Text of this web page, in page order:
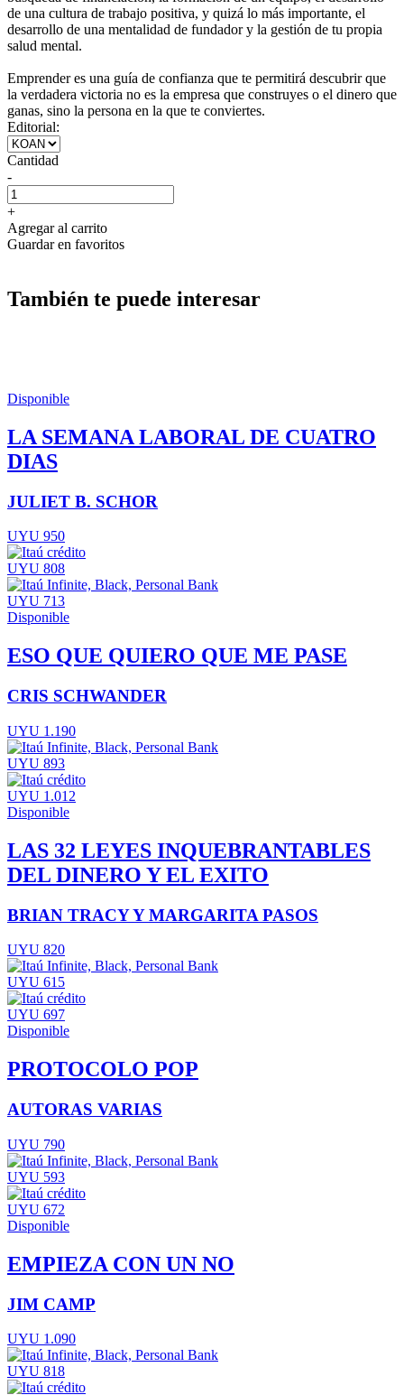
de una cultura de trabajo positiva, y quizá lo más importante, el
desarrollo de una mentalidad de fundador y la gestión de tu propia
salud mental.
Emprender es una guía de confianza que te permitirá descubrir que
la verdadera victoria no es la empresa que construyes o el dinero que
ganas, sino la persona en la que te conviertes.
Editorial:
Cantidad
-
+
Agregar al carrito
Guardar en favoritos
También te puede interesar
Disponible
LA SEMANA LABORAL DE CUATRO
DIAS
JULIET B. SCHOR
UYU 950
UYU 808
UYU 713
Disponible
ESO QUE QUIERO QUE ME PASE
CRIS SCHWANDER
UYU 1.190
UYU 893
UYU 1.012
Disponible
LAS 32 LEYES INQUEBRANTABLES
DEL DINERO Y EL EXITO
BRIAN TRACY Y MARGARITA PASOS
UYU 820
UYU 615
UYU 697
Disponible
PROTOCOLO POP
AUTORAS VARIAS
UYU 790
UYU 593
UYU 672
Disponible
EMPIEZA CON UN NO
JIM CAMP
UYU 1.090
UYU 818